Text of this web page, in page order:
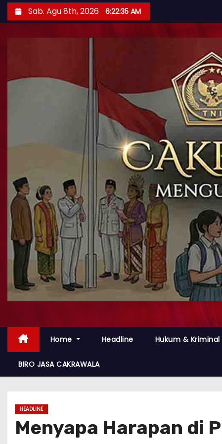
Sab. Agu 8th, 2026 6:22:37 AM
Home Headline Hukum & Kriminal
BIRO JASA CAKRAWALA
HEADLINE
Menyapa Harapan di